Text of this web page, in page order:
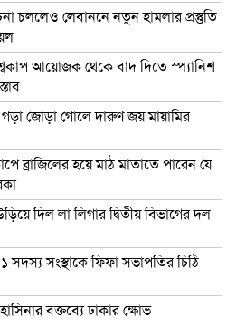
চললেও লেবাননে নতুন হামলার প্রস্তুতি
আয়োজক থেকে বাদ দিতে স্প্যানিশ
গড়া জোড়া গোলে দারুণ জয় মায়ামির
ব্রাজিলের হয়ে মাঠ মাতাতে পারেন যে
দিল লা লিগার দ্বিতীয় বিভাগের দল
সদস্য সংস্থাকে ফিফা সভাপতির চিঠি
বক্তব্যে ঢাকার ক্ষোভ